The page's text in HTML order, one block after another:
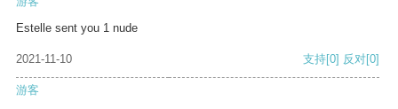
Estelle sent you 1 nude
2021-11-10 支持[0] 反对[0]
游客